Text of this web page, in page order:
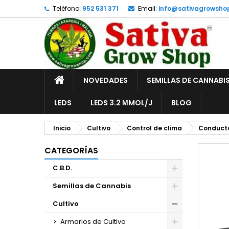
Teléfono: 952 531 371 Email:
INICIONOVEDADES SEMILLAS DE CANNABIS
LEDS LEDS 3.2 ΜMOL/J BLOG
Inicio Cultivo Control de clima
CATEGORÍAS
C.B.D.
Semillas de Cannabis
Cultivo
Armarios de Cultivo